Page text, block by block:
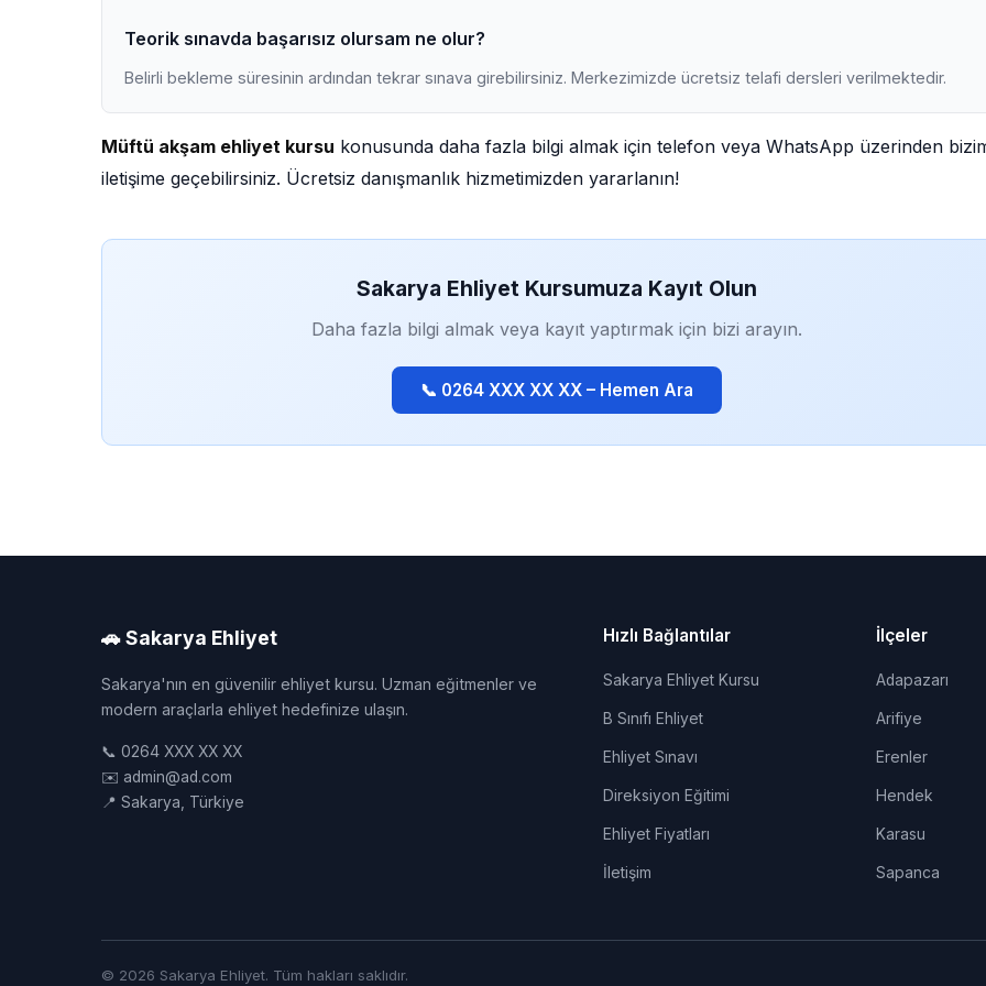
Teorik sınavda başarısız olursam ne olur?
Belirli bekleme süresinin ardından tekrar sınava girebilirsiniz. Merkezimizde ücretsiz telafi dersleri verilmektedir.
Müftü akşam ehliyet kursu konusunda daha fazla bilgi almak için telefon veya WhatsApp üzerinden
iletişime geçebilirsiniz. Ücretsiz danışmanlık hizmetimizden yararlanın!
Sakarya Ehliyet Kursumuza Kayıt Olun
Daha fazla bilgi almak veya kayıt yaptırmak için bizi arayın.
📞 0264 XXX XX XX – Hemen Ara
🚗 Sakarya Ehliyet
Sakarya'nın en güvenilir ehliyet kursu. Uzman eğitmenler ve
modern araçlarla ehliyet hedefinize ulaşın.
📞 0264 XXX XX XX
✉️ admin@ad.com
📍 Sakarya, Türkiye
Hızlı Bağlantılar
Sakarya Ehliyet Kursu
B Sınıfı Ehliyet
Ehliyet Sınavı
Direksiyon Eğitimi
Ehliyet Fiyatları
İletişim
İlçeler
Adapazarı
Arifiye
Erenler
Hendek
Karasu
Sapanca
© 2026 Sakarya Ehliyet. Tüm hakları saklıdır.